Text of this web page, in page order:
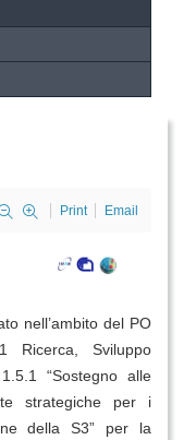
Print Email
nell’ambito del PO
Ricerca, Sviluppo
“Sostegno alle
strategiche per i
della S3” per la